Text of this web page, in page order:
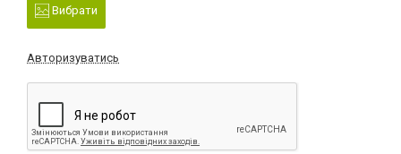
Вибрати
Авторизуватись